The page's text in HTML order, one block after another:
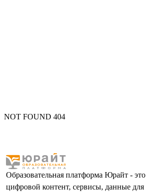
NOT FOUND 404
Образовательная платформа Юрайт - это
цифровой контент, сервисы, данные для